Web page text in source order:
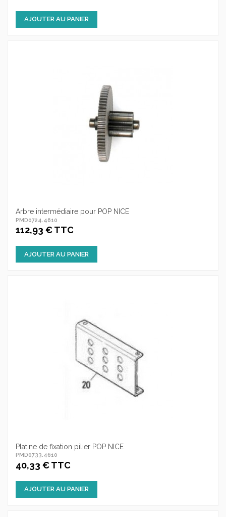
AJOUTER AU PANIER
Arbre intermédiaire pour POP NICE
PMD0724.4610
112,93 € TTC
AJOUTER AU PANIER
Platine de fixation pilier POP NICE
PMD0733.4610
40,33 € TTC
AJOUTER AU PANIER